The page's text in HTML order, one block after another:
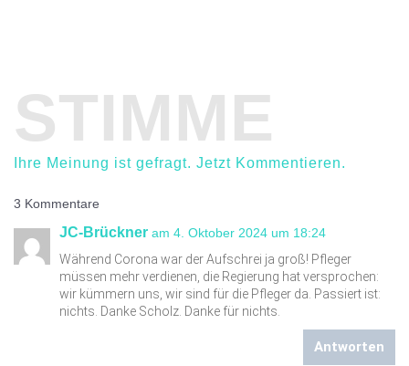
STIMME
Ihre Meinung ist gefragt. Jetzt Kommentieren.
3 Kommentare
JC-Brückner am 4. Oktober 2024 um 18:24
Während Corona war der Aufschrei ja groß! Pfleger
müssen mehr verdienen, die Regierung hat versprochen:
wir kümmern uns, wir sind für die Pfleger da. Passiert ist:
nichts. Danke Scholz. Danke für nichts.
Antworten